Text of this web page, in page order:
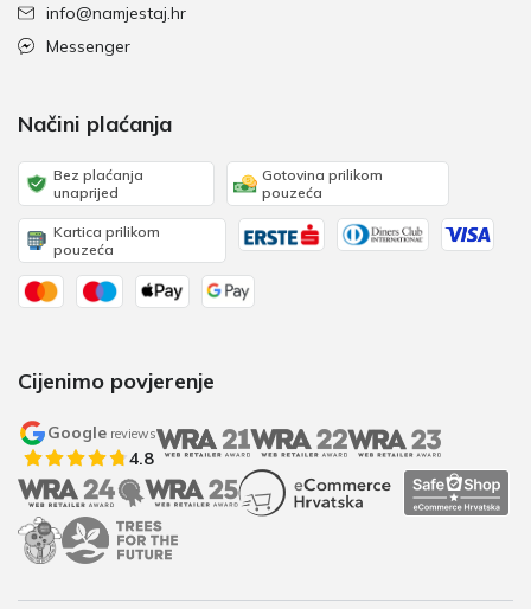
info@namjestaj.hr
Messenger
Načini plaćanja
Bez plaćanja
unaprijed
Gotovina prilikom
pouzeća
Kartica prilikom
pouzeća
Cijenimo povjerenje
Google reviews
4.8